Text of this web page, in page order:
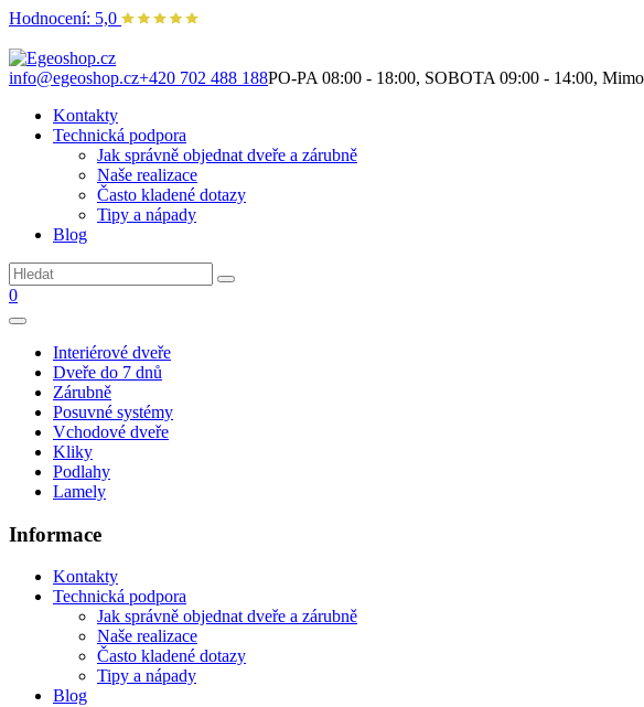
Hodnocení: 5,0
info@egeoshop.cz+420 702 488 188PO-PA 08:00 - 18:00, SOBOTA 09:00 - 14:00,
Kontakty
Technická podpora
Jak správně objednat dveře a zárubně
Naše realizace
Často kladené dotazy
Tipy a nápady
Blog
0
Interiérové dveře
Dveře do 7 dnů
Zárubně
Posuvné systémy
Vchodové dveře
Kliky
Podlahy
Lamely
Informace
Kontakty
Technická podpora
Jak správně objednat dveře a zárubně
Naše realizace
Často kladené dotazy
Tipy a nápady
Blog